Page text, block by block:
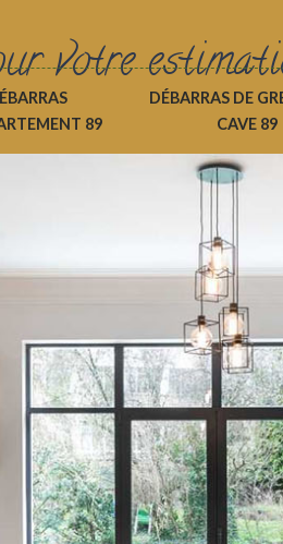
votre
89
DÉBARRAS DE
CAVE 89